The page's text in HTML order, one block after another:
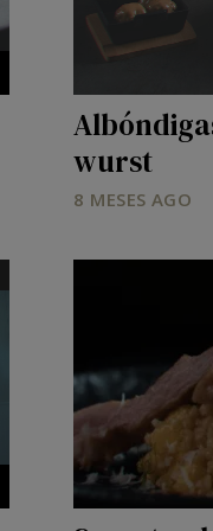
wurst
8 MESES AGO